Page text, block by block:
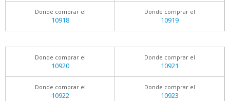
Donde comprar el
10918
Donde comprar el
10919
Donde comprar el
10920
Donde comprar el
10921
Donde comprar el
10922
Donde comprar el
10923